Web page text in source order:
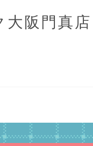
大阪門真